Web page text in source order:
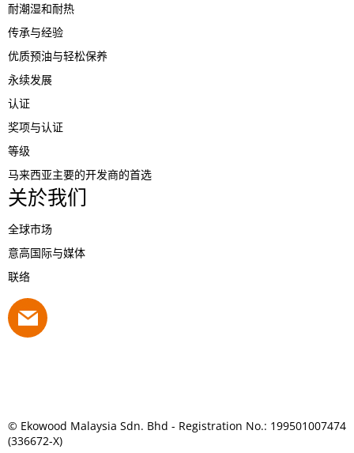
耐潮湿和耐热
传承与经验
优质预油与轻松保养
永续发展
认证
奖项与认证
等级
马来西亚主要的开发商的首选
关於我们
全球市场
意高国际与媒体
联络
© Ekowood Malaysia Sdn. Bhd - Registration No.: 199501007474
(336672-X)